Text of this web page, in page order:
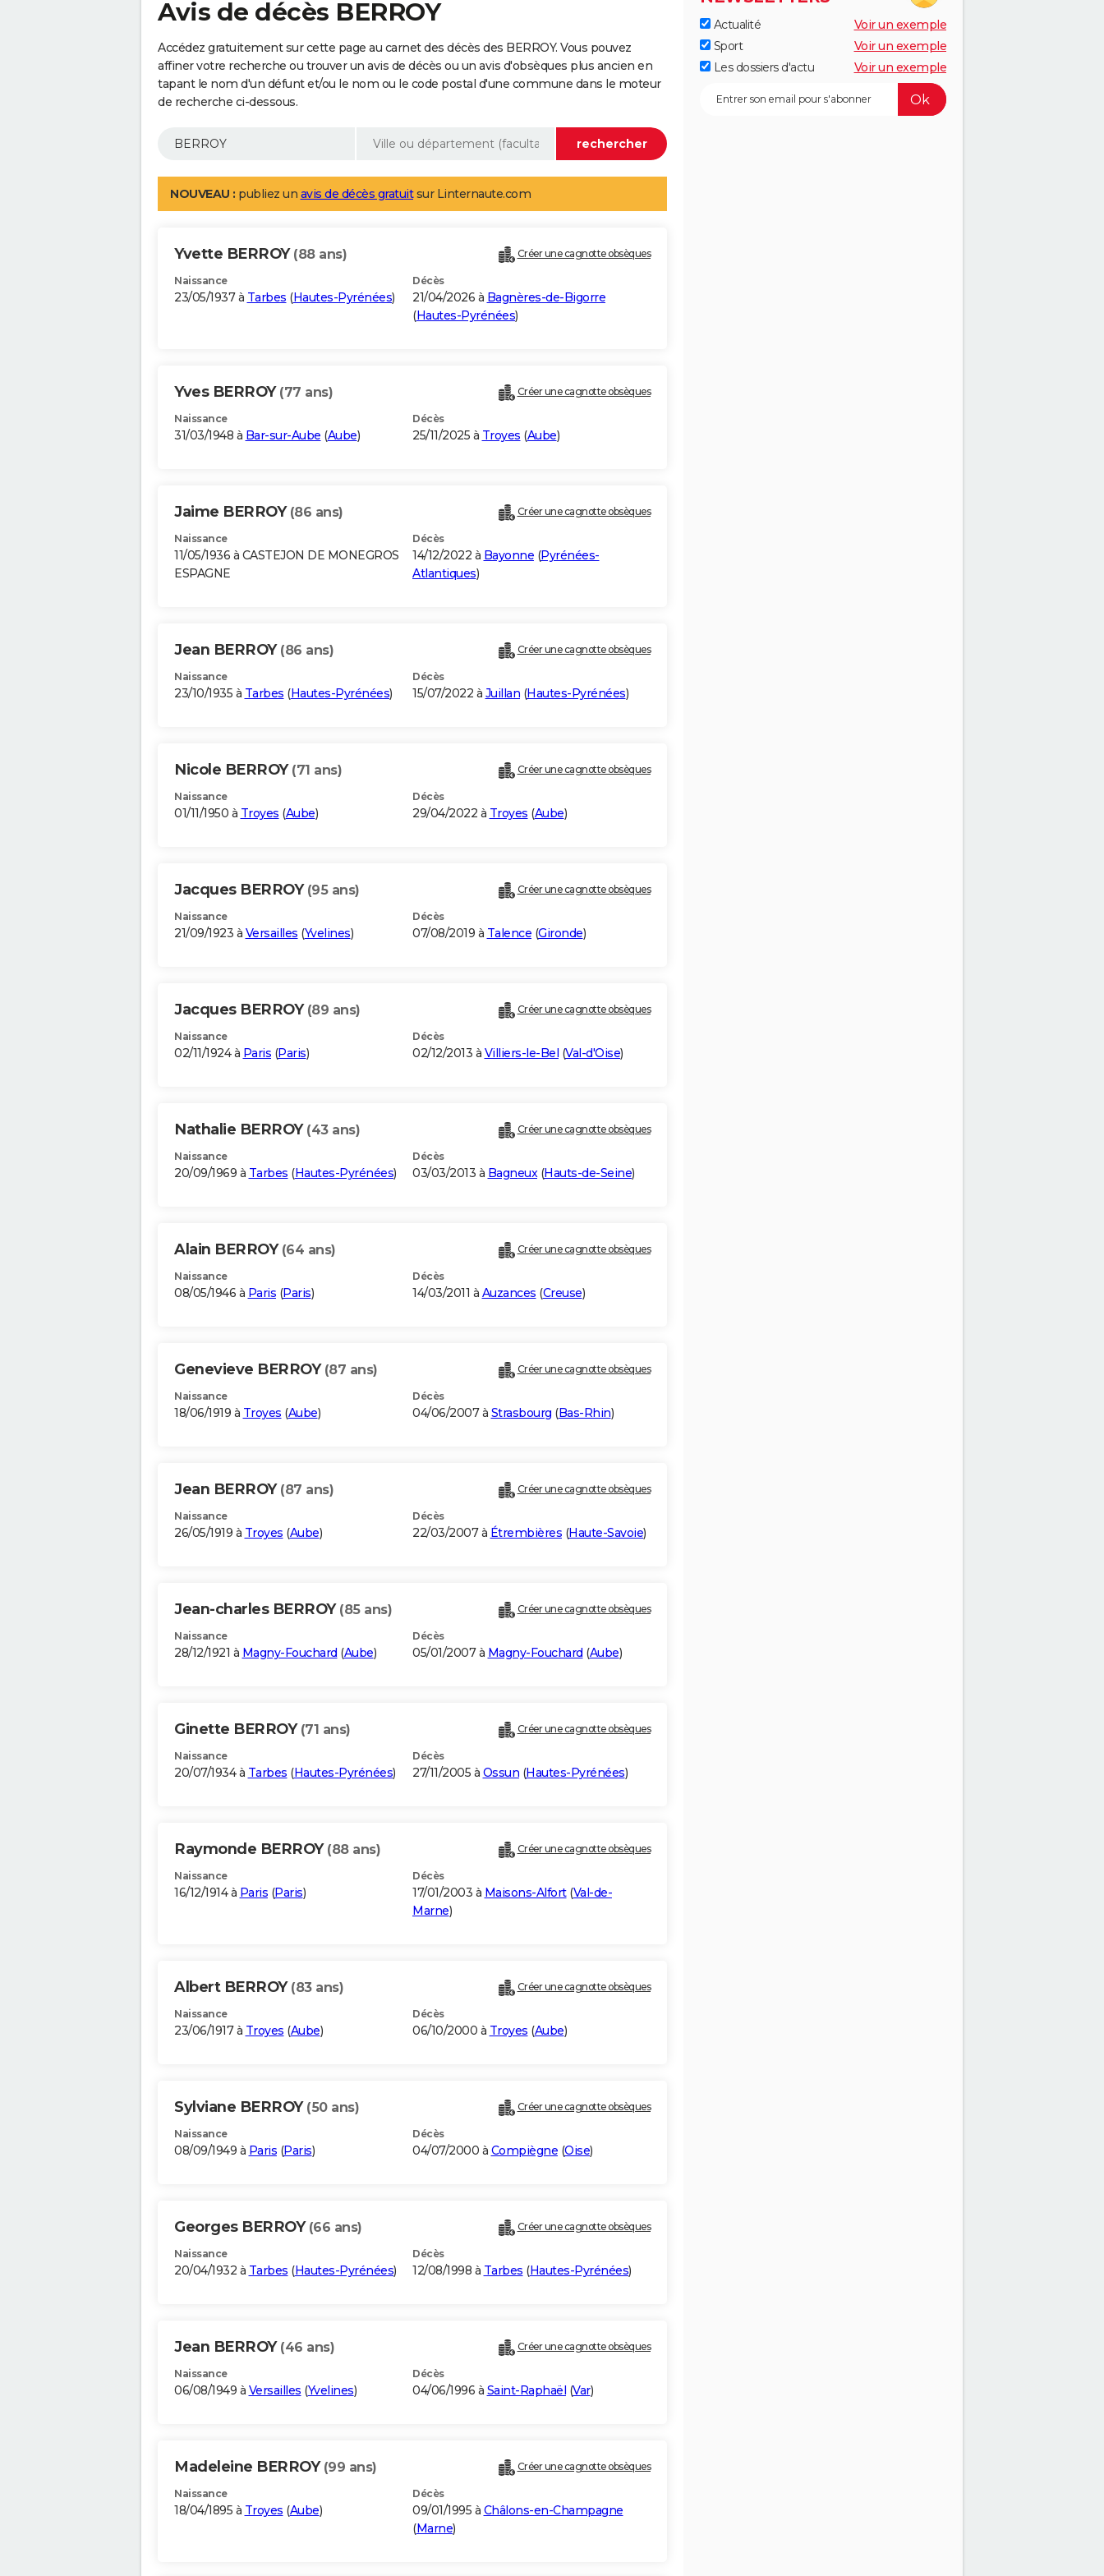
Avis de décès BERROY
Accédez gratuitement sur cette page au carnet des décès des BERROY. Vous pouvez
affiner votre recherche ou trouver un avis de décès ou un avis d'obsèques plus ancien en
tapant le nom d'un défunt et/ou le nom ou le code postal d'une commune dans le moteur
de recherche ci-dessous.
NOUVEAU : publiez un avis de décès gratuitsur Linternaute.com
Yvette BERROY (88 ans) Créer une cagnotte obsèques
Naissance
23/05/1937 à Tarbes (Hautes-Pyrénées)
Décès
21/04/2026 à Bagnères-de-Bigorre
(Hautes-Pyrénées)
Yves BERROY (77 ans) Créer une cagnotte obsèques
Naissance
31/03/1948 à Bar-sur-Aube (Aube)
Décès
25/11/2025 à Troyes (Aube)
Jaime BERROY (86 ans) Créer une cagnotte obsèques
Naissance
11/05/1936 à CASTEJON DE MONEGROS
ESPAGNE
Décès
14/12/2022 à Bayonne (Pyrénées-
Atlantiques)
Jean BERROY (86 ans) Créer une cagnotte obsèques
Naissance
23/10/1935 à Tarbes (Hautes-Pyrénées)
Décès
15/07/2022 à Juillan (Hautes-Pyrénées)
Nicole BERROY (71 ans) Créer une cagnotte obsèques
Naissance
01/11/1950 à Troyes (Aube)
Décès
29/04/2022 à Troyes (Aube)
Jacques BERROY (95 ans) Créer une cagnotte obsèques
Naissance
21/09/1923 à Versailles (Yvelines)
Décès
07/08/2019 à Talence (Gironde)
Jacques BERROY (89 ans) Créer une cagnotte obsèques
Naissance
02/11/1924 à Paris (Paris)
Décès
02/12/2013 à Villiers-le-Bel (Val-d'Oise)
Nathalie BERROY (43 ans) Créer une cagnotte obsèques
Naissance
20/09/1969 à Tarbes (Hautes-Pyrénées)
Décès
03/03/2013 à Bagneux(Hauts-de-Seine)
Alain BERROY (64 ans) Créer une cagnotte obsèques
Naissance
08/05/1946 à Paris (Paris)
Décès
14/03/2011 à Auzances (Creuse)
Genevieve BERROY (87 ans) Créer une cagnotte obsèques
Naissance
18/06/1919 à Troyes (Aube)
Décès
04/06/2007 à Strasbourg (Bas-Rhin)
Jean BERROY (87 ans) Créer une cagnotte obsèques
Naissance
26/05/1919 à Troyes (Aube)
Décès
22/03/2007 à Étrembières (Haute-Savoie)
Jean-charles BERROY (85 ans) Créer une cagnotte obsèques
Naissance
28/12/1921 à Magny-Fouchard (Aube)
Décès
05/01/2007 à Magny-Fouchard (Aube)
Ginette BERROY (71 ans) Créer une cagnotte obsèques
Naissance
20/07/1934 à Tarbes (Hautes-Pyrénées)
Décès
27/11/2005 à Ossun (Hautes-Pyrénées)
Raymonde BERROY (88 ans) Créer une cagnotte obsèques
Naissance
16/12/1914 à Paris (Paris)
Décès
17/01/2003 à Maisons-Alfort(Val-de-
Marne)
Albert BERROY (83 ans) Créer une cagnotte obsèques
Naissance
23/06/1917 à Troyes (Aube)
Décès
06/10/2000 à Troyes (Aube)
Sylviane BERROY (50 ans) Créer une cagnotte obsèques
Naissance
08/09/1949 à Paris (Paris)
Décès
04/07/2000 à Compiègne (Oise)
Georges BERROY (66 ans) Créer une cagnotte obsèques
Naissance
20/04/1932 à Tarbes (Hautes-Pyrénées)
Décès
12/08/1998 à Tarbes (Hautes-Pyrénées)
Jean BERROY (46 ans) Créer une cagnotte obsèques
Naissance
06/08/1949 à Versailles (Yvelines)
Décès
04/06/1996 à Saint-Raphaël (Var)
Madeleine BERROY (99 ans) Créer une cagnotte obsèques
Naissance
18/04/1895 à Troyes (Aube)
Décès
09/01/1995 à Châlons-en-Champagne
(Marne)
Actualité
Voir un exemple
Sport
Voir un exemple
Les dossiers d'actu
Voir un exemple